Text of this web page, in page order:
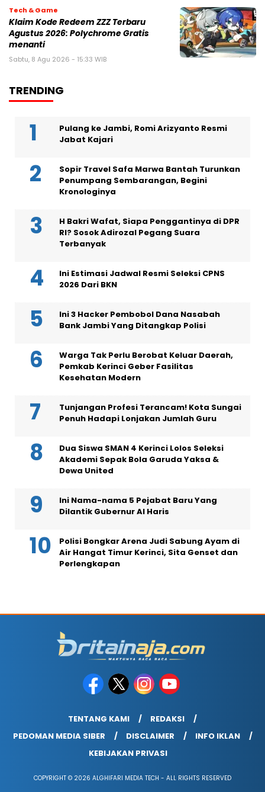
Tech & Game
Klaim Kode Redeem ZZZ Terbaru
Agustus 2026: Polychrome Gratis
menanti
Sabtu, 8 Agu 2026 - 15:33 WIB
TRENDING
Pulang ke Jambi, Romi Arizyanto Resmi
Jabat Kajari
Sopir Travel Safa Marwa Bantah Turunkan
Penumpang Sembarangan, Begini
Kronologinya
H Bakri Wafat, Siapa Penggantinya di DPR
RI? Sosok Adirozal Pegang Suara
Terbanyak
Ini Estimasi Jadwal Resmi Seleksi CPNS
2026 Dari BKN
Ini 3 Hacker Pembobol Dana Nasabah
Bank Jambi Yang Ditangkap Polisi
Warga Tak Perlu Berobat Keluar Daerah,
Pemkab Kerinci Geber Fasilitas
Kesehatan Modern
Tunjangan Profesi Terancam! Kota Sungai
Penuh Hadapi Lonjakan Jumlah Guru
Dua Siswa SMAN 4 Kerinci Lolos Seleksi
Akademi Sepak Bola Garuda Yaksa &
Dewa United
Ini Nama-nama 5 Pejabat Baru Yang
Dilantik Gubernur Al Haris
Polisi Bongkar Arena Judi Sabung Ayam di
Air Hangat Timur Kerinci, Sita Genset dan
Perlengkapan
TENTANG KAMI
REDAKSI
PEDOMAN MEDIA SIBER
DISCLAIMER
INFO IKLAN
KEBIJAKAN PRIVASI
COPYRIGHT © 2026 ALGHIFARI MEDIA TECH - ALL RIGHTS RESERVED